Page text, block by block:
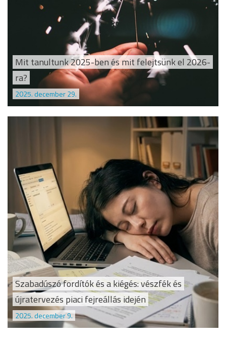
Mit tanultunk 2025-ben és mit felejtsünk el 2026-
ra?
2025. december 29.
Szabadúszó fordítók és a kiégés: vészfék és
újratervezés piaci fejreállás idején
2025. december 9.